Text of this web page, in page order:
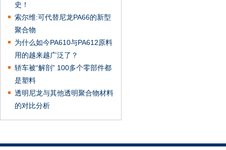
史！
索尔维:可代替尼龙PA66的新型
聚合物
为什么如今PA610与PA612原料
用的越来越广泛了？
轿车被“解剖” 100多个零部件都
是塑料
透明尼龙与其他透明聚合物材料
的对比分析